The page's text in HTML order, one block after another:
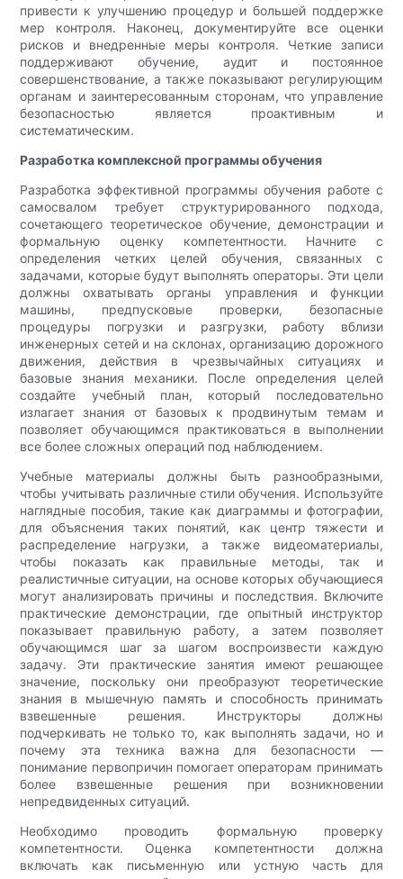
привести к улучшению процедур и большей поддержке
мер контроля. Наконец, документируйте все оценки
рисков и внедренные меры контроля. Четкие записи
поддерживают обучение, аудит и постоянное
совершенствование, а также показывают регулирующим
органам и заинтересованным сторонам, что управление
безопасностью является проактивным и
систематическим.
Разработка комплексной программы обучения
Разработка эффективной программы обучения работе с
самосвалом требует структурированного подхода,
сочетающего теоретическое обучение, демонстрации и
формальную оценку компетентности. Начните с
определения четких целей обучения, связанных с
задачами, которые будут выполнять операторы. Эти цели
должны охватывать органы управления и функции
машины, предпусковые проверки, безопасные
процедуры погрузки и разгрузки, работу вблизи
инженерных сетей и на склонах, организацию дорожного
движения, действия в чрезвычайных ситуациях и
базовые знания механики. После определения целей
создайте учебный план, который последовательно
излагает знания от базовых к продвинутым темам и
позволяет обучающимся практиковаться в выполнении
все более сложных операций под наблюдением.
Учебные материалы должны быть разнообразными,
чтобы учитывать различные стили обучения. Используйте
наглядные пособия, такие как диаграммы и фотографии,
для объяснения таких понятий, как центр тяжести и
распределение нагрузки, а также видеоматериалы,
чтобы показать как правильные методы, так и
реалистичные ситуации, на основе которых обучающиеся
могут анализировать причины и последствия. Включите
практические демонстрации, где опытный инструктор
показывает правильную работу, а затем позволяет
обучающимся шаг за шагом воспроизвести каждую
задачу. Эти практические занятия имеют решающее
значение, поскольку они преобразуют теоретические
знания в мышечную память и способность принимать
взвешенные решения. Инструкторы должны
подчеркивать не только то, как выполнять задачи, но и
почему эта техника важна для безопасности —
понимание первопричин помогает операторам принимать
более взвешенные решения при возникновении
непредвиденных ситуаций.
Необходимо проводить формальную проверку
компетентности. Оценка компетентности должна
включать как письменную или устную часть для